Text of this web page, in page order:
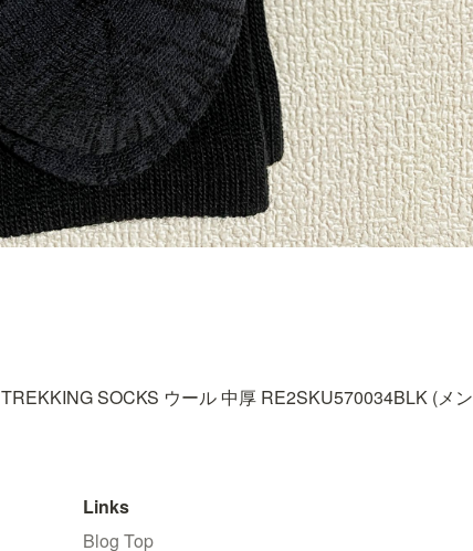
TREKKING SOCKS ウール 中厚 RE2SKU570034BLK (メン
Links
Blog Top